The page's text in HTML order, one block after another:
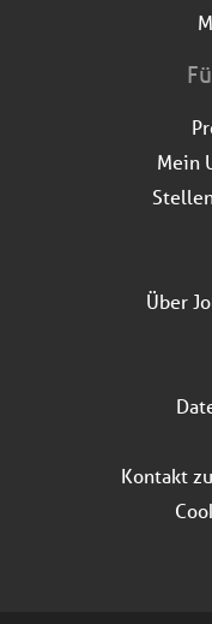
Mein
Über
Kontakt